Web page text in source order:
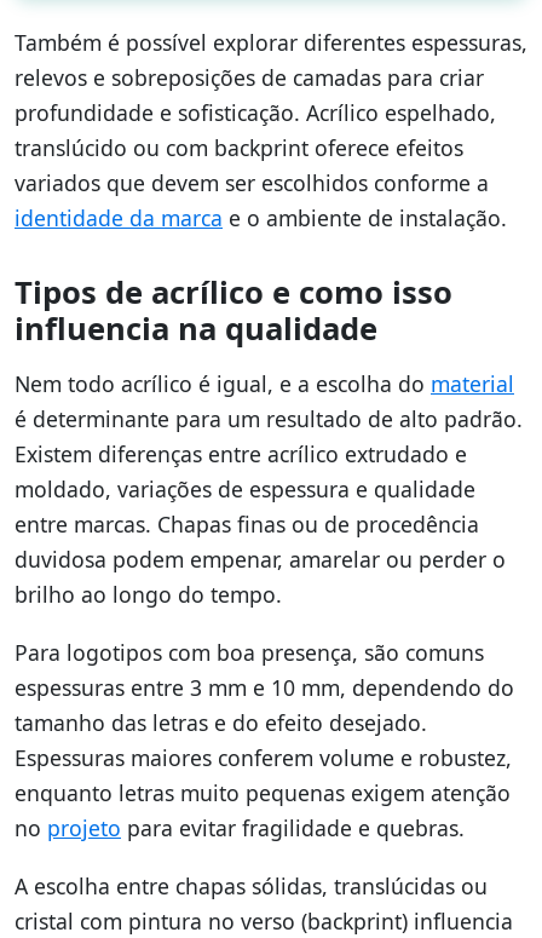
Também é possível explorar diferentes espessuras,
relevos e sobreposições de camadas para criar
profundidade e sofisticação. Acrílico espelhado,
translúcido ou com backprint oferece efeitos
variados que devem ser escolhidos conforme a
identidade da marca e o ambiente de instalação.
Tipos de acrílico e como isso
influencia na qualidade
Nem todo acrílico é igual, e a escolha do material
é determinante para um resultado de alto padrão.
Existem diferenças entre acrílico extrudado e
moldado, variações de espessura e qualidade
entre marcas. Chapas finas ou de procedência
duvidosa podem empenar, amarelar ou perder o
brilho ao longo do tempo.
Para logotipos com boa presença, são comuns
espessuras entre 3 mm e 10 mm, dependendo do
tamanho das letras e do efeito desejado.
Espessuras maiores conferem volume e robustez,
enquanto letras muito pequenas exigem atenção
no projeto para evitar fragilidade e quebras.
A escolha entre chapas sólidas, translúcidas ou
cristal com pintura no verso (backprint) influencia